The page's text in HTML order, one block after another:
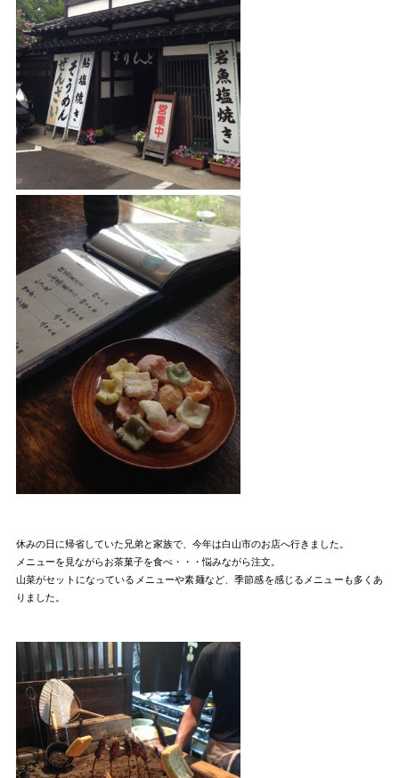
休みの日に帰省していた兄弟と家族で、今年は白山市のお店へ行きました。
メニューを見ながらお茶菓子を食べ・・・悩みながら注文。
山菜がセットになっているメニューや素麺など、季節感を感じるメニューも多くあ
りました。